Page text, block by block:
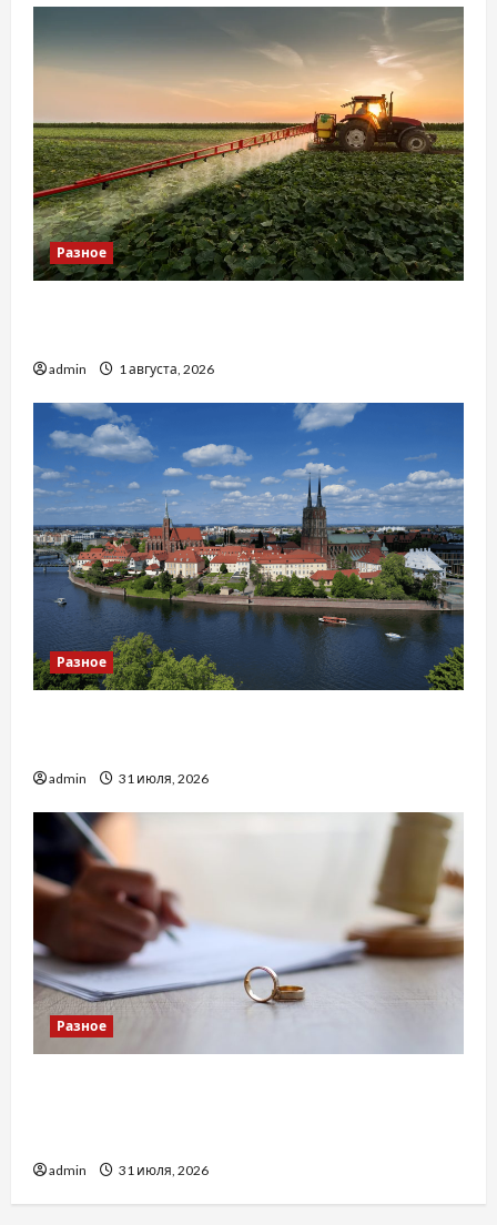
Разное
admin 1 августа, 2026
Разное
admin 31 июля, 2026
Разное
admin 31 июля, 2026